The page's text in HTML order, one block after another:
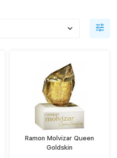
Ramon Molvizar Queen
Goldskin